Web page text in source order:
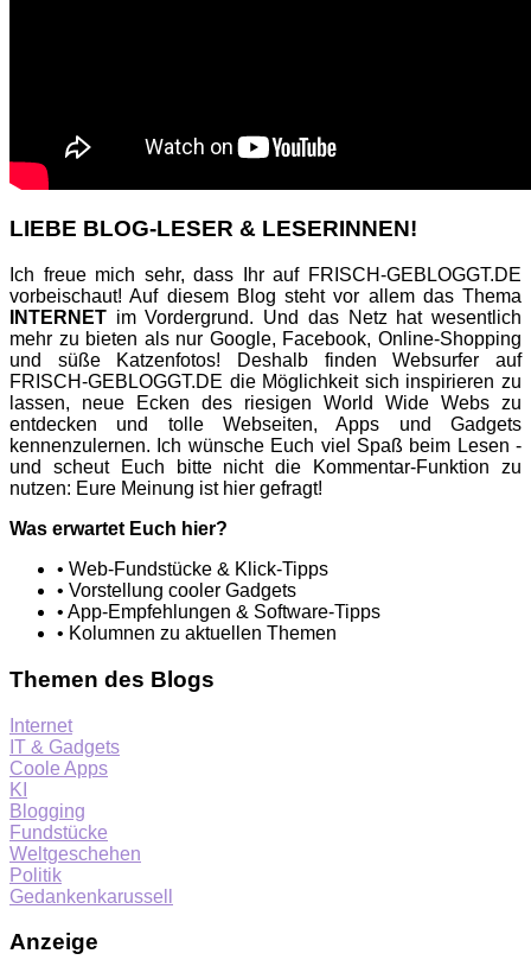
LIEBE BLOG-LESER & LESERINNEN!
Ich freue mich sehr, dass Ihr auf FRISCH-GEBLOGGT.DE
vorbeischaut! Auf diesem Blog steht vor allem das Thema
INTERNET im Vordergrund. Und das Netz hat wesentlich
mehr zu bieten als nur Google, Facebook, Online-Shopping
und süße Katzenfotos! Deshalb finden Websurfer auf
FRISCH-GEBLOGGT.DE die Möglichkeit sich inspirieren zu
lassen, neue Ecken des riesigen World Wide Webs zu
entdecken und tolle Webseiten, Apps und Gadgets
kennenzulernen. Ich wünsche Euch viel Spaß beim Lesen -
und scheut Euch bitte nicht die Kommentar-Funktion zu
nutzen: Eure Meinung ist hier gefragt!
Was erwartet Euch hier?
• Web-Fundstücke & Klick-Tipps
• Vorstellung cooler Gadgets
• App-Empfehlungen & Software-Tipps
• Kolumnen zu aktuellen Themen
Themen des Blogs
Internet
IT & Gadgets
Coole Apps
KI
Blogging
Fundstücke
Weltgeschehen
Politik
Gedankenkarussell
Anzeige